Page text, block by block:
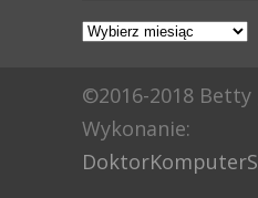
Archiwum
©2016-2018
Wykonanie: